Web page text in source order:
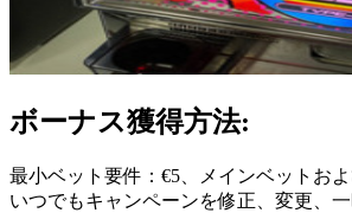
ボーナス獲得方法:
最小ベット要件：€5、メインベットお
いつでもキャンペーンを修正、変更、